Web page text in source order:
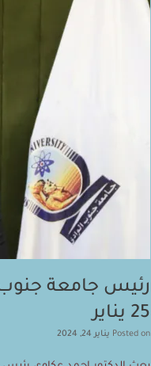
رئيس جامعة
25 يناير
Posted on يناير 24, 2024